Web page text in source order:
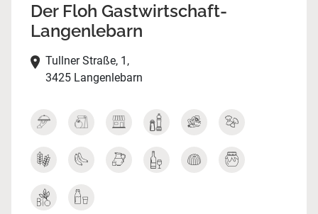
Der Floh Gastwirtschaft-
Langenlebarn
Tullner Straße, 1,
3425 Langenlebarn